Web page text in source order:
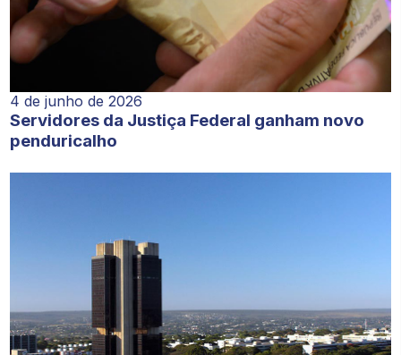
4 de junho de 2026
Servidores da Justiça Federal ganham novo
penduricalho